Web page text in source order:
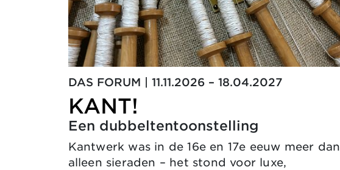
DAS FORUM | 11.11.2026 – 18.04.2027
KANT!
Een dubbeltentoonstelling
Kantwerk was in de 16e en 17e eeuw meer dan
alleen sieraden – het stond voor luxe,